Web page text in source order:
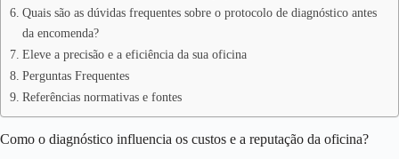
Quais são as dúvidas frequentes sobre o protocolo de diagnóstico antes
da encomenda?
Eleve a precisão e a eficiência da sua oficina
Perguntas Frequentes
Referências normativas e fontes
Como o diagnóstico influencia os custos e a reputação da oficina?